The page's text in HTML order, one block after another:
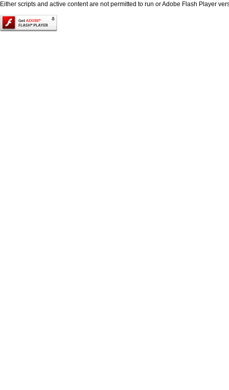
Either scripts and active content are not permitted to run or Adobe Flash Player